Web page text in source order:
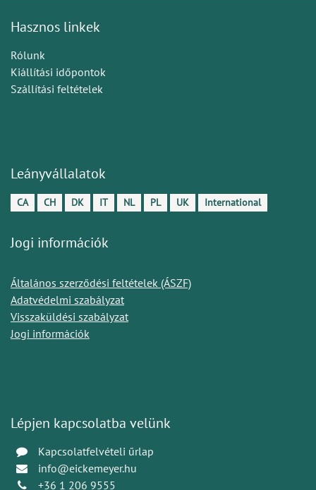
Hasznos linkek
Rólunk
Kiállítási időpontok
Szállítási feltételek
Leányvállalatok
CA CH DK IT NL PL UK International
Jogi információk
Általános szerződési feltételek (ÁSZF)
Adatvédelmi szabályzat
Visszaküldési szabályzat
Jogi információk
Lépjen kapcsolatba velünk
Kapcsolatfelvételi űrlap
info@eickemeyer.hu
+36 1 206 9555